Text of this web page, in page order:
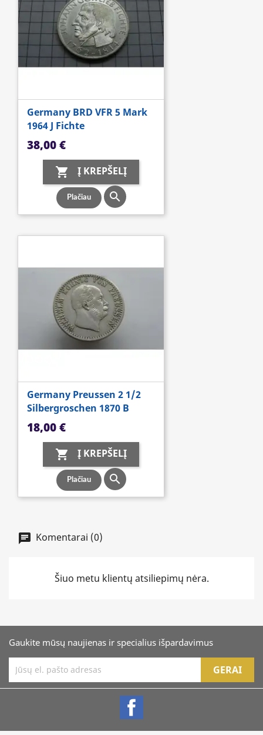
Germany BRD VFR 5 Mark
1964 J Fichte
Kaina
38,00 €
 Į KREPŠELĮ
Plačiau 
Germany Preussen 2 1/2
Silbergroschen 1870 B
Kaina
18,00 €
 Į KREPŠELĮ
Plačiau 
Komentarai (0)
Šiuo metu klientų atsiliepimų nėra.
Gaukite mūsų naujienas ir specialius išpardavimus